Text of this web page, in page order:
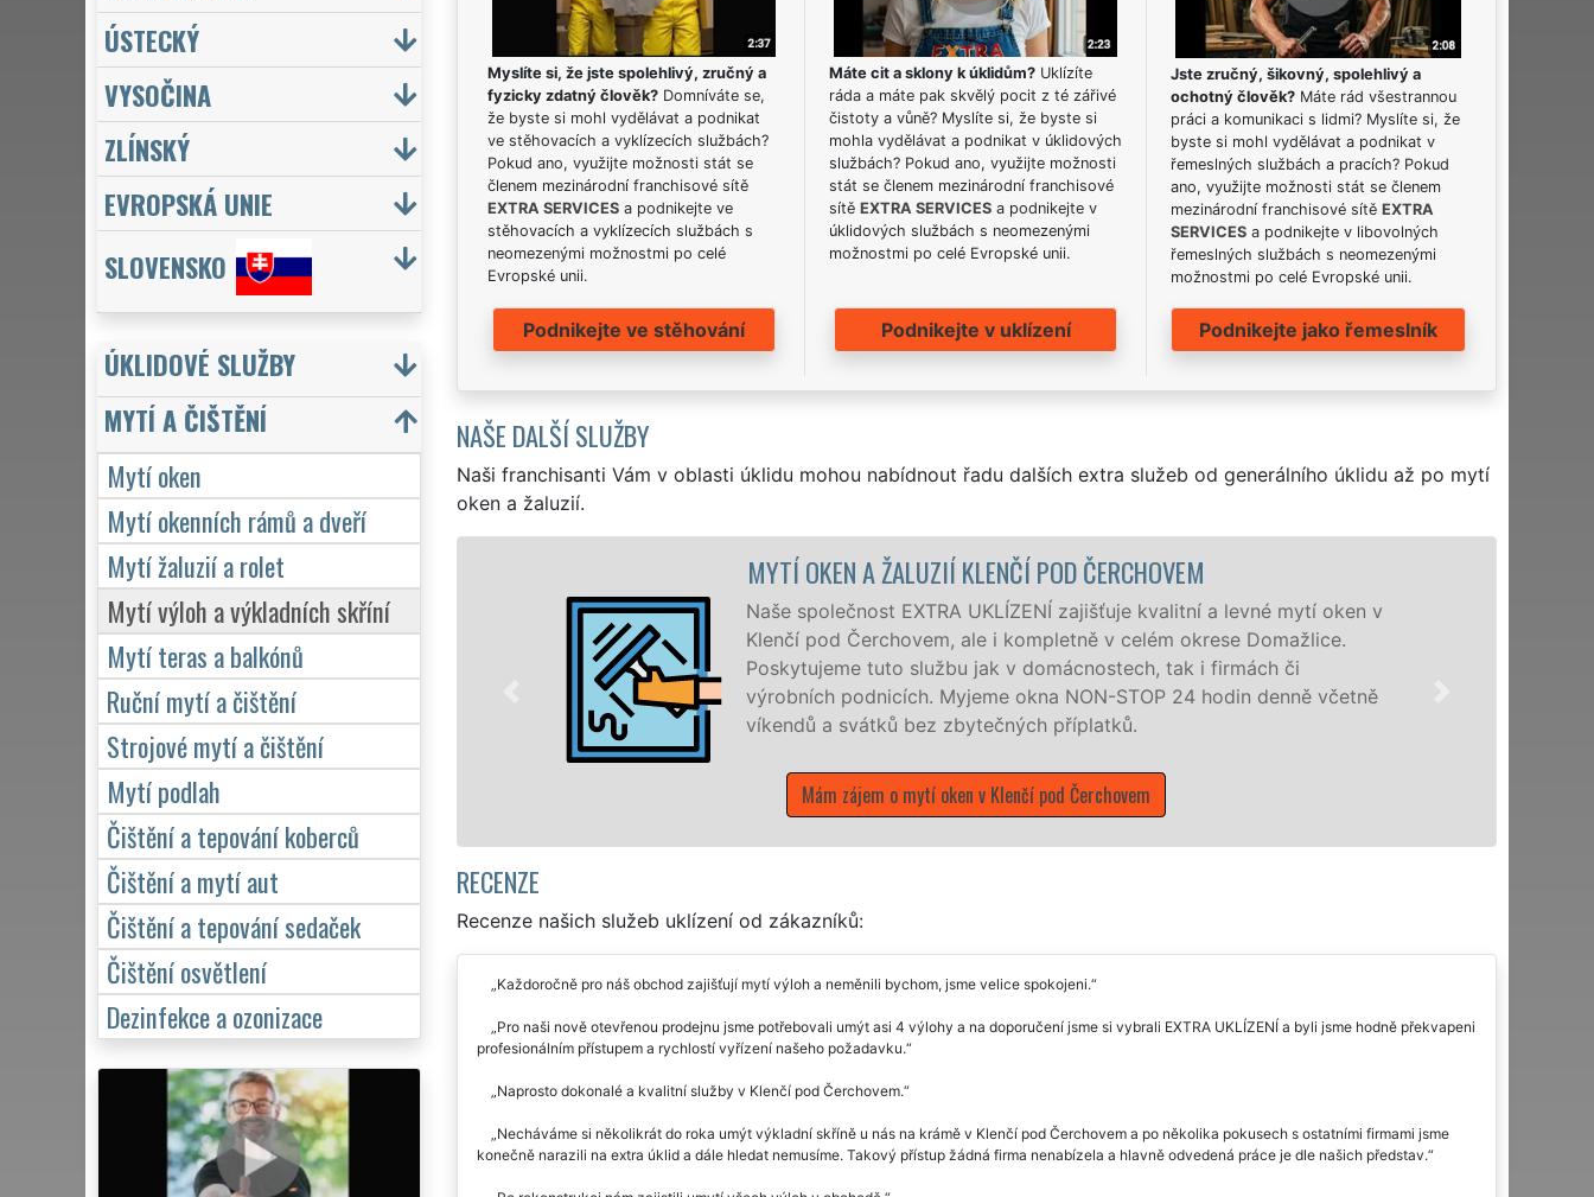
Myslíte si, že jste spolehlivý, zručný a
fyzicky zdatný člověk?Domníváte se,
že byste si mohl vydělávat a podnikat
ve stěhovacích a vyklízecích službách?
Pokud ano, využijte možnosti stát se
členem mezinárodní franchisové sítě
EXTRA SERVICESa podnikejte ve
stěhovacích a vyklízecích službách s
neomezenými možnostmi po celé
Evropské unii.
Podnikejte ve stěhování
Máte cit a sklony k úklidům?Uklízíte
ráda a máte pak skvělý pocit z té zářivé
čistoty a vůně? Myslíte si, že byste si
mohla vydělávat a podnikat v úklidových
službách? Pokud ano, využijte možnosti
stát se členem mezinárodní franchisové
sítě EXTRA SERVICESa podnikejte v
úklidových službách s neomezenými
možnostmi po celé Evropské unii.
Podnikejte v uklízení
Jste zručný, šikovný, spolehlivý a
ochotný člověk? Máte rád všestrannou
práci a komunikaci s lidmi? Myslíte si, že
byste si mohl vydělávat a podnikat v
řemeslných službách a pracích? Pokud
ano, využijte možnosti stát se členem
mezinárodní franchisové sítěEXTRA
SERVICES a podnikejte v libovolných
řemeslných službách s neomezenými
možnostmi po celé Evropské unii.
Podnikejte jako řemeslník
NAŠE DALŠÍ SLUŽBY
Naši franchisanti Vám v oblasti úklidu mohou nabídnout řadu dalších extra služeb od generálního úklidu až po mytí
oken a žaluzií.
MYTÍ OKEN A ŽALUZIÍ KLENČÍ POD ČERCHOVEM
Naše společnost EXTRA UKLÍZENÍ zajišťuje kvalitní a levné mytí oken v
Klenčí pod Čerchovem, ale i kompletně v celém okrese Domažlice.
Poskytujeme tuto službu jak v domácnostech, tak i firmách či
výrobních podnicích. Myjeme okna NON-STOP 24 hodin denně včetně
víkendů a svátků bez zbytečných příplatků.
Mám zájem o mytí oken v Klenčí pod Čerchovem
RECENZE
Recenze našich služeb uklízení od zákazníků:
Každoročně pro náš obchod zajišťují mytí výloh a neměnili bychom, jsme velice spokojeni.
Pro naši nově otevřenou prodejnu jsme potřebovali umýt asi 4 výlohy a na doporučení jsme si vybrali EXTRA UKLÍZENÍ a byli jsme hodně překvapeni
profesionálním přístupem a rychlostí vyřízení našeho požadavku.
Naprosto dokonalé a kvalitní služby v Klenčí pod Čerchovem.
Necháváme si několikrát do roka umýt výkladní skříně u nás na krámě v Klenčí pod Čerchovem a po několika pokusech s ostatními firmami jsme
konečně narazili na extra úklid a dále hledat nemusíme. Takový přístup žádná firma nenabízela a hlavně odvedená práce je dle našich představ.
ÚSTECKÝ
VYSOČINA
ZLÍNSKÝ
EVROPSKÁ UNIE
SLOVENSKO
ÚKLIDOVÉ SLUŽBY
MYTÍ A ČIŠTĚNÍ
Mytí oken
Mytí okenních rámů a dveří
Mytí žaluzií a rolet
Mytí výloh a výkladních skříní
Mytí teras a balkónů
Ruční mytí a čištění
Strojové mytí a čištění
Mytí podlah
Čištění a tepování koberců
Čištění a mytí aut
Čištění a tepování sedaček
Čištění osvětlení
Dezinfekce a ozonizace